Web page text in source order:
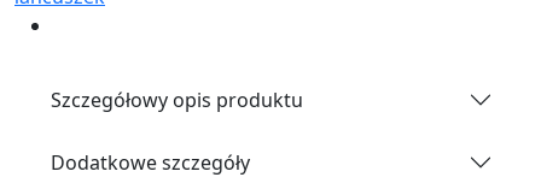
Szczegółowy opis produktu
Dodatkowe szczegóły